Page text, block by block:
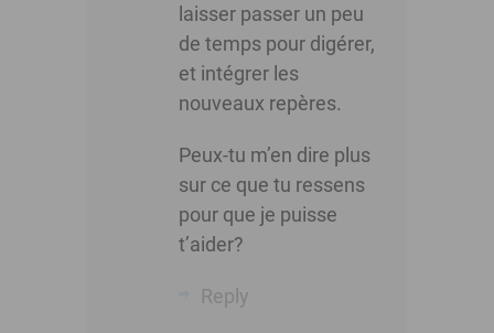
laisser passer un peu
de temps pour digérer,
et intégrer les
nouveaux repères.
Peux-tu m’en dire plus
sur ce que tu ressens
pour que je puisse
t’aider?
Reply